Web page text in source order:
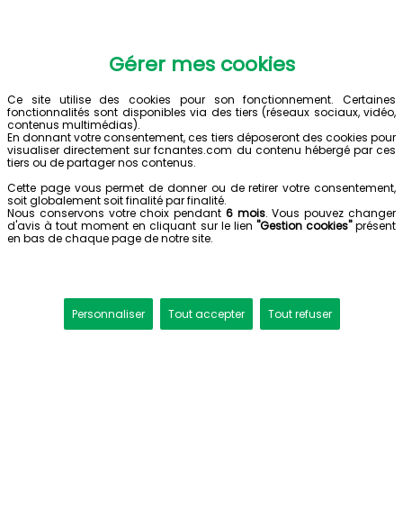
Gérer mes cookies
Ce site utilise des cookies pour son fonctionnement. Certaines
fonctionnalités sont disponibles via des tiers (réseaux sociaux, vidéo,
contenus multimédias).
En donnant votre consentement, ces tiers déposeront des cookies pour
visualiser directement sur fcnantes.com du contenu hébergé par ces
tiers ou de partager nos contenus.
Cette page vous permet de donner ou de retirer votre consentement,
soit globalement soit finalité par finalité.
Nous conservons votre choix pendant 6 mois. Vous pouvez changer
d'avis à tout moment en cliquant sur le lien "Gestion cookies"présent
en bas de chaque page de notre site.
Personnaliser Tout accepter Tout refuser